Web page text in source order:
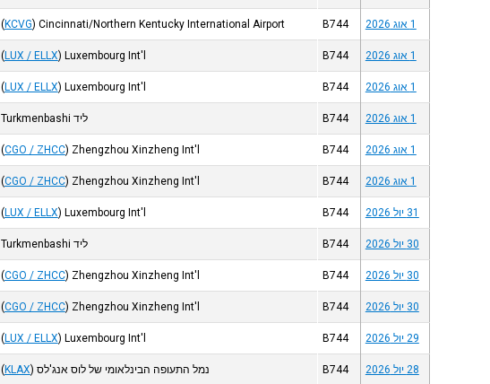
1 אוג 2026 B744
Cincinnati/Northern Kentucky International Airport
(KCVG)
1 אוג 2026 B744
Luxembourg Int'l
(LUX / ELLX)
1 אוג 2026 B744
Luxembourg Int'l
(LUX / ELLX)
1 אוג 2026 B744 ליד Turkmenbashi
1 אוג 2026 B744
Zhengzhou Xinzheng Int'l
(CGO / ZHCC)
1 אוג 2026 B744
Zhengzhou Xinzheng Int'l
(CGO / ZHCC)
31 יול 2026 B744
Luxembourg Int'l
(LUX / ELLX)
30 יול 2026 B744 ליד Turkmenbashi
30 יול 2026 B744
Zhengzhou Xinzheng Int'l
(CGO / ZHCC)
30 יול 2026 B744
Zhengzhou Xinzheng Int'l
(CGO / ZHCC)
29 יול 2026 B744
Luxembourg Int'l
(LUX / ELLX)
28 יול 2026 B744 נמל התעופה הבינלאומי של לוס אנג'לס (KLAX)